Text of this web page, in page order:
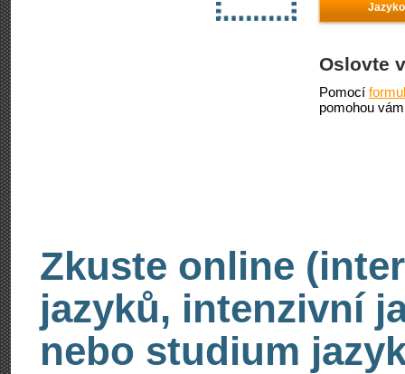
Oslovte
Pomocí
pomohou
Zkuste online
jazyků, intenzivní
nebo studium